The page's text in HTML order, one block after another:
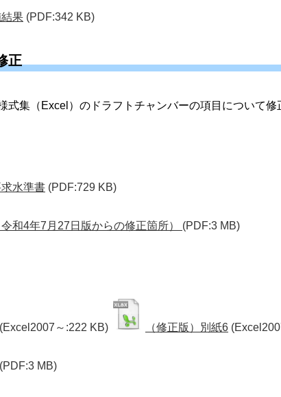
果 (PDF:342 KB)
正
式集（Excel）のドラフトチャンバーの項目について修
求水準書 (PDF:729 KB)
和4年7月27日版からの修正箇所） (PDF:3 MB)
(Excel2007～:222 KB) （修正版）別紙6
(PDF:3 MB)